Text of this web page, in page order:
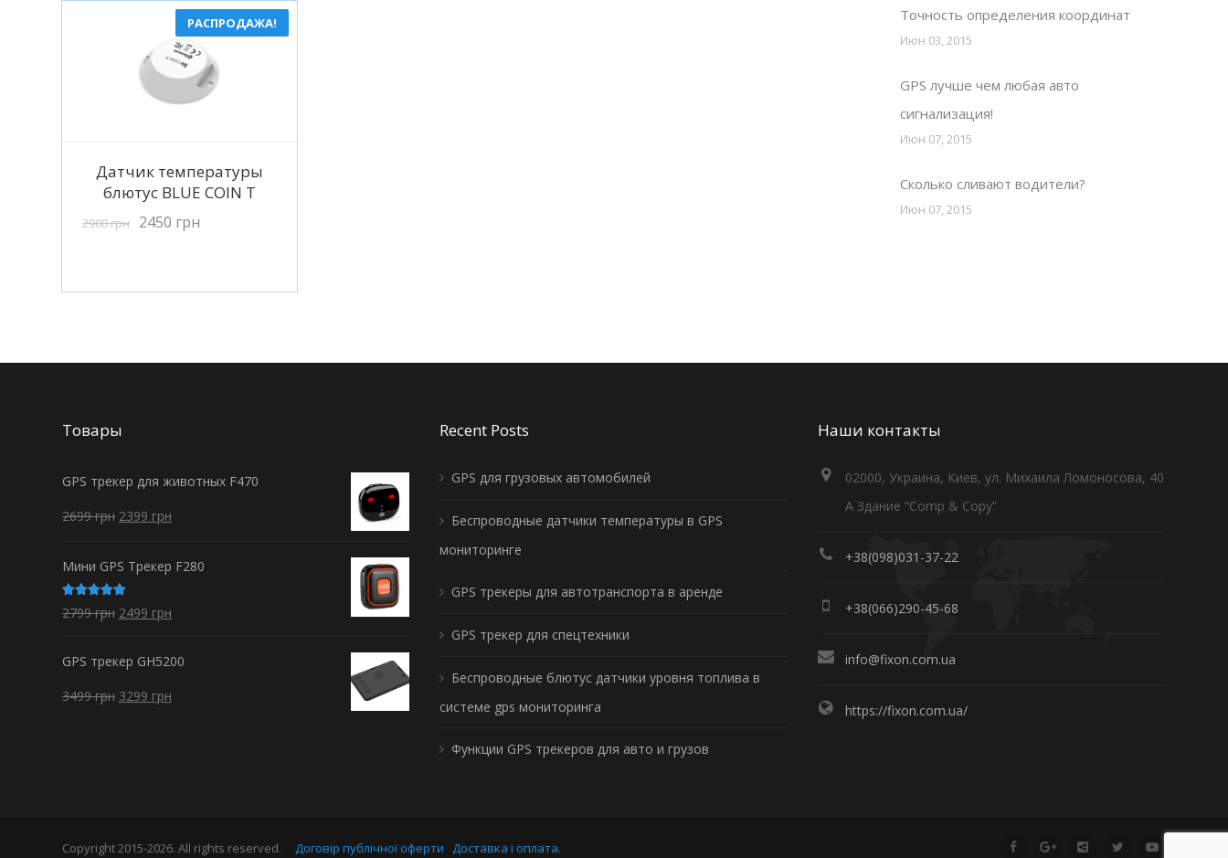
РАСПРОДАЖА!
Подробнее
Датчик температуры
блютус BLUE COIN T
2900грн 2450 грн
Точность определения координат
Июн 03, 2015
GPS лучше чем любая авто
сигнализация!
Июн 07, 2015
Сколько сливают водители?
Июн 07, 2015
Товары
GPS трекер для животных F470
2699грн 2399 грн
Мини GPS Трекер F280
Оценка
5.00из 5
2799грн 2499 грн
GPS трекер GH5200
3499грн 3299 грн
Recent Posts
GPS для грузовых автомобилей
Беспроводные датчики температуры в GPS
мониторинге
GPS трекеры для автотранспорта в аренде
GPS трекер для спецтехники
Беспроводные блютус датчики уровня топлива в
системе gps мониторинга
Функции GPS трекеров для авто и грузов
Наши контакты
02000, Украина, Киев, ул. Михаила Ломоносова, 40
А Здание “Comp & Copy”
+38(098)031-37-22
+38(066)290-45-68
info@fixon.com.ua
https://fixon.com.ua/
Copyright 2015-2026. All rights reserved. Договір публічної оферти Доставка і оплата.